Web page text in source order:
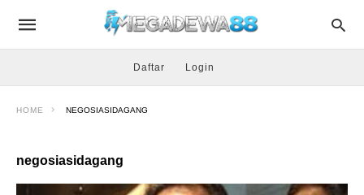
Daftar Login
HOME NEGOSIASIDAGANG
negosiasidagang